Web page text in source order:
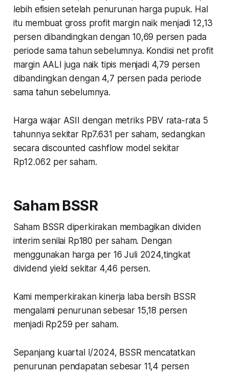
lebih efisien setelah penurunan harga pupuk. Hal
itu membuat gross profit margin naik menjadi 12,13
persen dibandingkan dengan 10,69 persen pada
periode sama tahun sebelumnya. Kondisi net profit
margin AALI juga naik tipis menjadi 4,79 persen
dibandingkan dengan 4,7 persen pada periode
sama tahun sebelumnya.
Harga wajar ASII dengan metriks PBV rata-rata 5
tahunnya sekitar Rp7.631 per saham, sedangkan
secara discounted cashflow model sekitar
Rp12.062 per saham.
Saham BSSR
Saham BSSR diperkirakan membagikan dividen
interim senilai Rp180 per saham. Dengan
menggunakan harga per 16 Juli 2024,tingkat
dividend yield sekitar 4,46 persen.
Kami memperkirakan kinerja laba bersih BSSR
mengalami penurunan sebesar 15,18 persen
menjadi Rp259 per saham.
Sepanjang kuartal I/2024, BSSR mencatatkan
penurunan pendapatan sebesar 11,4 persen